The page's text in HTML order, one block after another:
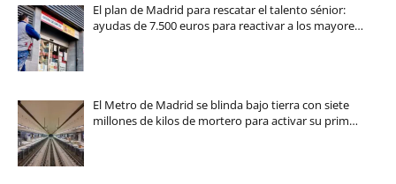
El plan de Madrid para rescatar el talento sénior:
ayudas de 7.500 euros para reactivar a los mayore…
El Metro de Madrid se blinda bajo tierra con siete
millones de kilos de mortero para activar su prim…